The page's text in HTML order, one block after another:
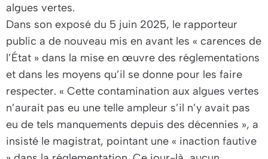
algues vertes.
Dans son exposé du 5 juin 2025, le rapporteur
public a de nouveau mis en avant les « carences de
l’État» dans la mise en œuvre des réglementations
et dans les moyens qu’il se donne pour les faire
respecter. « Cette contamination aux algues vertes
n’aurait pas eu une telle ampleur s’il n’y avait pas
eu de tels manquements depuis des décennies », a
insisté le magistrat, pointant une« inaction fautive